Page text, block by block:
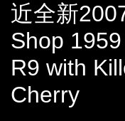
近全新
Shop
R9 with
Cherry